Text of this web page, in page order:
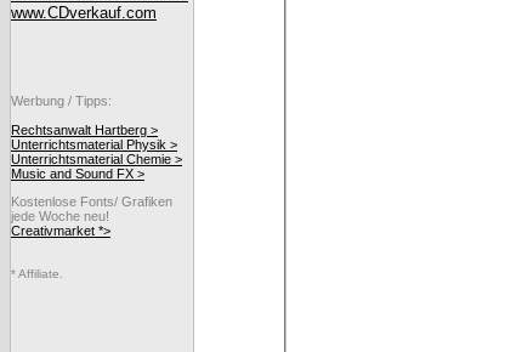
www.CDverkauf.com
Werbung / Tipps:
Rechtsanwalt Hartberg >
Unterrichtsmaterial Physik >
Unterrichtsmaterial Chemie >
Music and Sound FX >
Kostenlose Fonts/ Grafiken
jede Woche neu!
Creativmarket *>
* Affiliate.